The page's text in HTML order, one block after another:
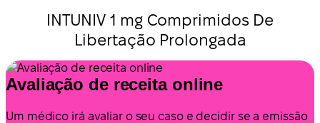
INTUNIV 1 mg Comprimidos De
Libertação Prolongada
Avaliação de receita online
Um médico irá avaliar o seu caso e decidir se a emissão